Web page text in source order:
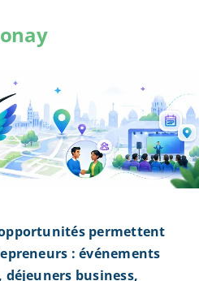
permettent
: événements
business,